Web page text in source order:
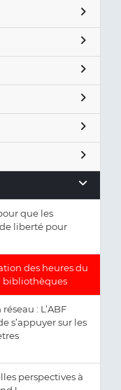
que les
liberté pour
des heures du
bibliothèques
: L’ABF
s’appuyer sur les
perspectives à